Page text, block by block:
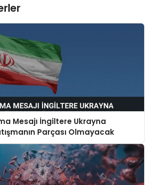
Mesajı İngiltere Ukrayna
Parçası Olmayacak